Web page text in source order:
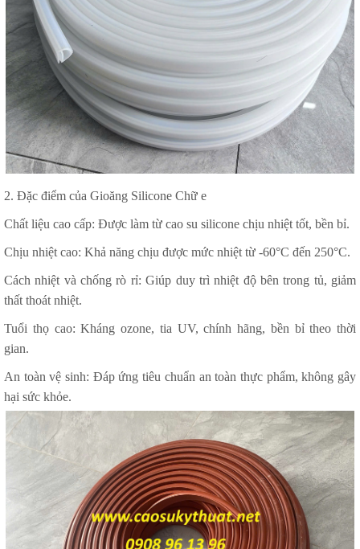
2. Đặc điểm của Gioăng Silicone Chữ e
Chất liệu cao cấp: Được làm từ cao su silicone chịu nhiệt tốt, bền bỉ.
Chịu nhiệt cao: Khả năng chịu được mức nhiệt từ -60°C đến 250°C.
Cách nhiệt và chống rò rỉ: Giúp duy trì nhiệt độ bên trong tủ, giảm
thất thoát nhiệt.
Tuổi thọ cao: Kháng ozone, tia UV, chính hãng, bền bỉ theo thời
gian.
An toàn vệ sinh: Đáp ứng tiêu chuẩn an toàn thực phẩm, không gây
hại sức khỏe.